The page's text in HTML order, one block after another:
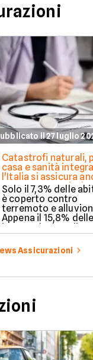
il 27 luglio
Catastrofi naturali,
casa e sanità
l'Italia si assicura
troppo poco. I dati
Solo il 7,3% delle
è coperto contro
terremoto e
Appena il 15,8%
imprese ha la polizza
catastrofale
dati ANIA 2025 sul
assicurativo
Assicurazioni